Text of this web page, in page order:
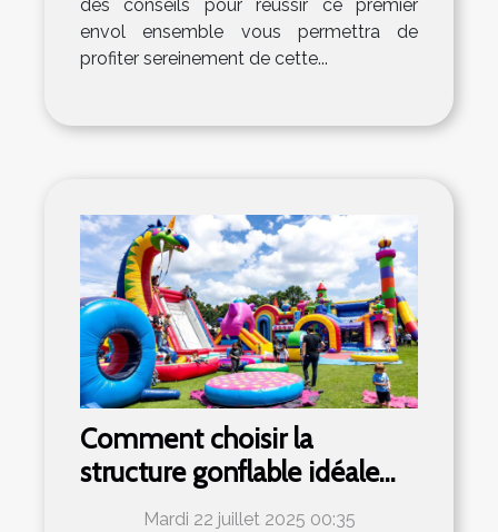
des conseils pour réussir ce premier
envol ensemble vous permettra de
profiter sereinement de cette...
Comment choisir la
structure gonflable idéale
pour votre événement ?
Mardi 22 juillet 2025 00:35